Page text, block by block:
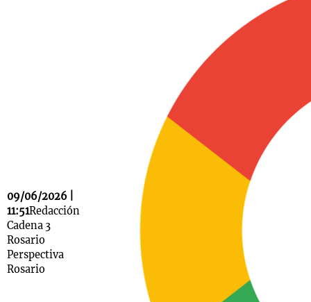
09/06/2026 |
11:51Redacción
Cadena 3
Rosario
Perspectiva
Rosario